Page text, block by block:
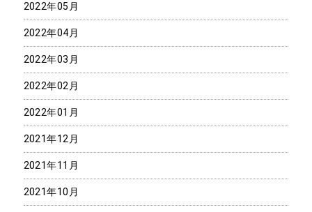
2022年05月
2022年04月
2022年03月
2022年02月
2022年01月
2021年12月
2021年11月
2021年10月